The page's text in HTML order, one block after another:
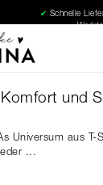
✔ Schnelle
und
Universum aus T-